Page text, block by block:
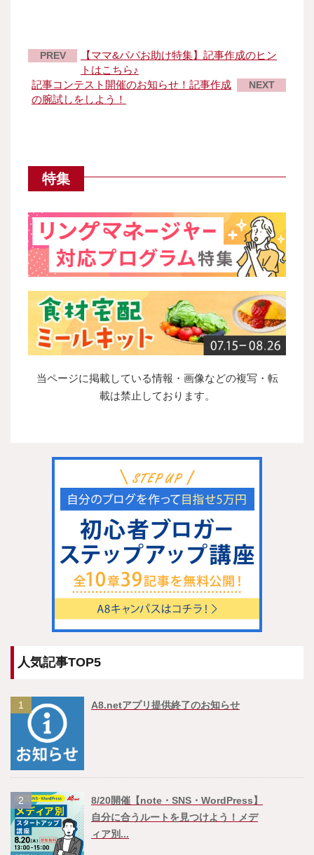
PREV
【ママ&パパお助け特集】記事作成のヒン
トはこちら♪
記事コンテスト開催のお知らせ！記事作成
の腕試しをしよう！
NEXT
特集
当ページに掲載している情報・画像などの複写・転
載は禁止しております。
人気記事TOP5
1 A8.netアプリ提供終了のお知らせ
2
8/20開催【note・SNS・WordPress】
自分に合うルートを見つけよう！メデ
ィア別...